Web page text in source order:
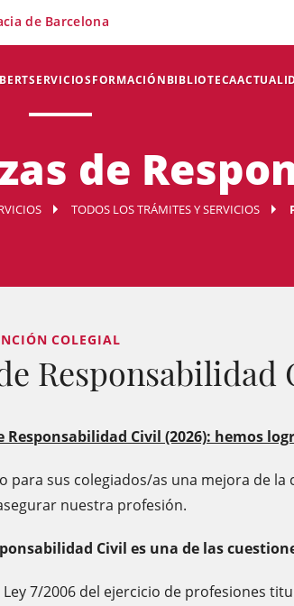
SERVICIOSFORMACIÓNBIBLIOTECA
de Barcelona
de
TODOS LOS TRÁMITES Y SERVICIOS
COLEGIAL
Responsabilidad
Responsabilidad Civil (2026): hemos
para sus colegiados/as una mejora de
nuestra profesión.
Civil es una de las
Ley 7/2006 del ejercicio de profesiones